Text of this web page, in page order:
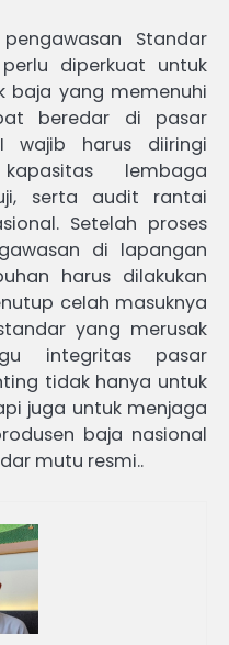
Standar
diperkuat untuk
baja yang memenuhi
beredar di pasar
wajib harus diiringi
lembaga
serta audit rantai
Setelah proses
di lapangan
harus dilakukan
celah masuknya
yang merusak
integritas pasar
tidak hanya untuk
juga untuk menjaga
baja nasional
mutu resmi..